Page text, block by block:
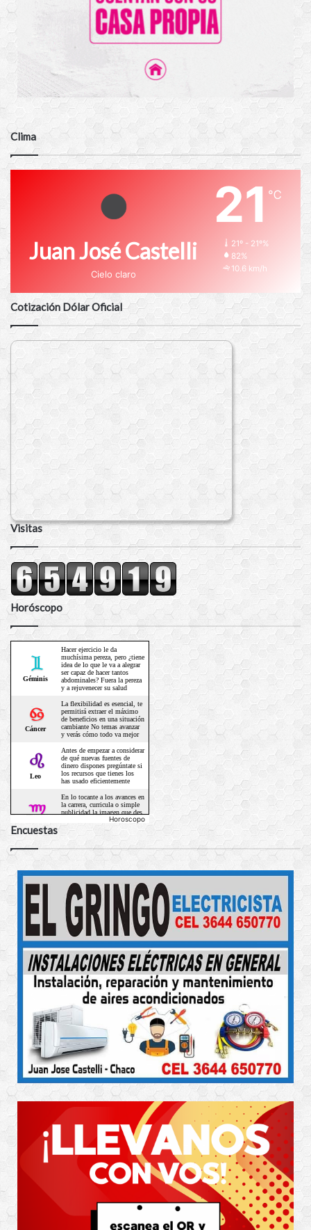
Clima
Juan José Castelli
Cielo claro
21℃
21º - 21º%
82%
10.6 km/h
Cotización Dólar Oficial
Visitas
Horóscopo
Horoscopo
Encuestas